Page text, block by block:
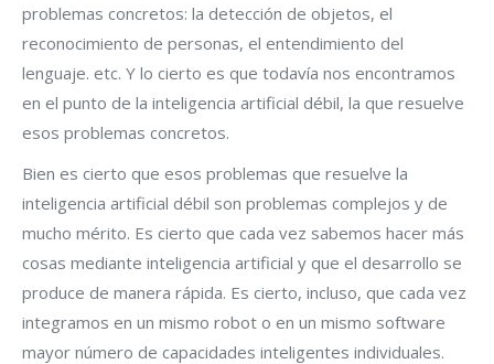
problemas concretos: la detección de objetos, el
reconocimiento de personas, el entendimiento del
lenguaje. etc. Y lo cierto es que todavía nos encontramos
en el punto de la inteligencia artificial débil, la que resuelve
esos problemas concretos.
Bien es cierto que esos problemas que resuelve la
inteligencia artificial débil son problemas complejos y de
mucho mérito. Es cierto que cada vez sabemos hacer más
cosas mediante inteligencia artificial y que el desarrollo se
produce de manera rápida. Es cierto, incluso, que cada vez
integramos en un mismo robot o en un mismo software
mayor número de capacidades inteligentes individuales.